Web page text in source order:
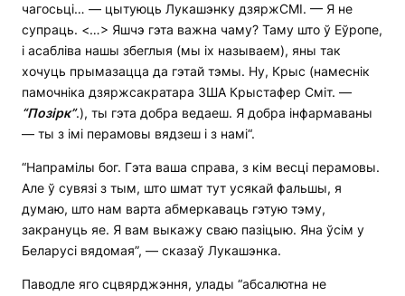
чагосьці… — цытуюць Лукашэнку дзяржСМІ. — Я не
супраць. <…> Яшчэ гэта важна чаму? Таму што ў Еўропе,
і асабліва нашы збеглыя (мы іх называем), яны так
хочуць прымазацца да гэтай тэмы. Ну, Крыс (намеснік
памочніка дзяржсакратара ЗША Крыстафер Сміт. —
“Позірк”.), ты гэта добра ведаеш. Я добра інфармаваны
— ты з імі перамовы вядзеш і з намі“.
“Напрамілы бог. Гэта ваша справа, з кім весці перамовы.
Але ў сувязі з тым, што шмат тут усякай фальшы, я
думаю, што нам варта абмеркаваць гэтую тэму,
закрануць яе. Я вам выкажу сваю пазіцыю. Яна ўсім у
Беларусі вядомая”, — сказаў Лукашэнка.
Паводле яго сцвярджэння, улады “абсалютна не